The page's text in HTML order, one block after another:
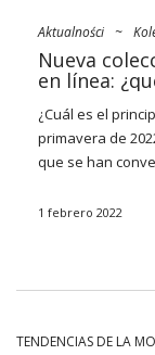
Aktualności ~
Nueva
en línea:
¿Cuál es el
primavera de
que se han
básicas
1 febrero 2022
TENDENCIAS DE LA